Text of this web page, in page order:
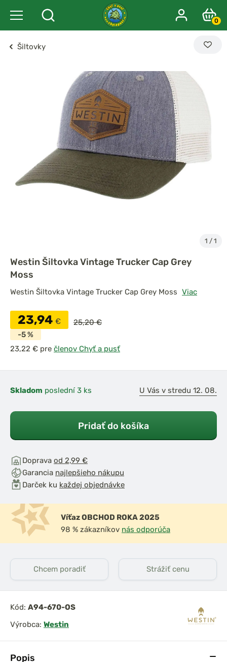
0
Šiltovky
1 / 1
Popis
Westin Šiltovka Vintage Trucker Cap Grey
Moss
Westin Šiltovka Vintage Trucker Cap Grey Moss Viac
23,94 €
25,20 €
-5 %
pre členov Chyť a pusť
Skladom poslední 3 ks U Vás v stredu 12. 08.
Pridať do košíka
Doprava od 2,99 €
Garancia najlepšieho nákupu
Darček ku každej objednávke
Víťaz OBCHOD ROKA 2025
98 % zákazníkov nás odporúča
Chcem poradiť Strážiť cenu
Kód: A94-670-OS
Výrobca: Westin